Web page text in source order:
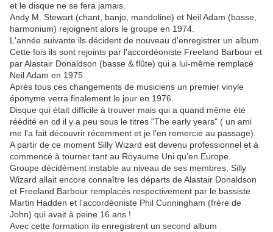
et le disque ne se fera jamais.
Andy M. Stewart (chant, banjo, mandoline) et Neil Adam (basse,
harmonium) rejoignent alors le groupe en 1974.
L'année suivante ils décident de nouveau d'enregistrer un album.
Cette fois ils sont rejoints par l'accordéoniste Freeland Barbour et
par Alastair Donaldson (basse & flûte) qui a lui-même remplacé
Neil Adam en 1975.
Après tous ces changements de musiciens un premier vinyle
éponyme verra finalement le jour en 1976.
Disque qui était difficile à trouver mais qui a quand même été
réédité en cd il y a peu sous le titres "The early years" ( un ami
me l'a fait découvrir récemment et je l'en remercie au passage).
A partir de ce moment Silly Wizard est devenu professionnel et à
commencé à tourner tant au Royaume Uni qu'en Europe.
Groupe décidément instable au niveau de ses membres, Silly
Wizard allait encore connaître les départs de Alastair Donaldson
et Freeland Barbour remplacés respectivement par le bassiste
Martin Hadden et l'accordéoniste Phil Cunningham (frère de
John) qui avait à peine 16 ans !
Avec cette formation ils enregistrent un second album